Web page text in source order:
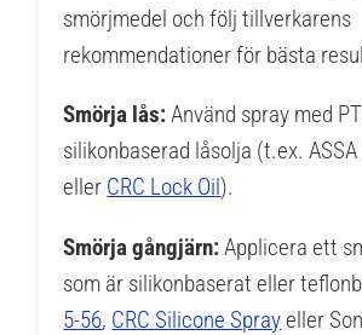
smörjmedel och följ tillverkarens
rekommendationer för bästa
Smörja lås:Använd spray med
silikonbaserad låsolja (t.ex.
eller CRC Lock Oil).
Smörja gångjärn:Applicera ett
som är silikonbaserat eller
5-56, CRC Silicone Spray eller